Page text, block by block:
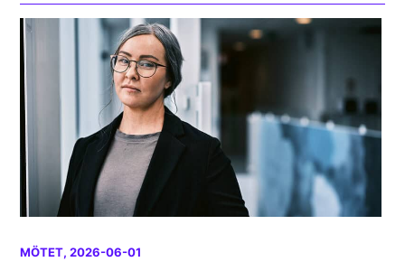
MÖTET, 2026-06-01